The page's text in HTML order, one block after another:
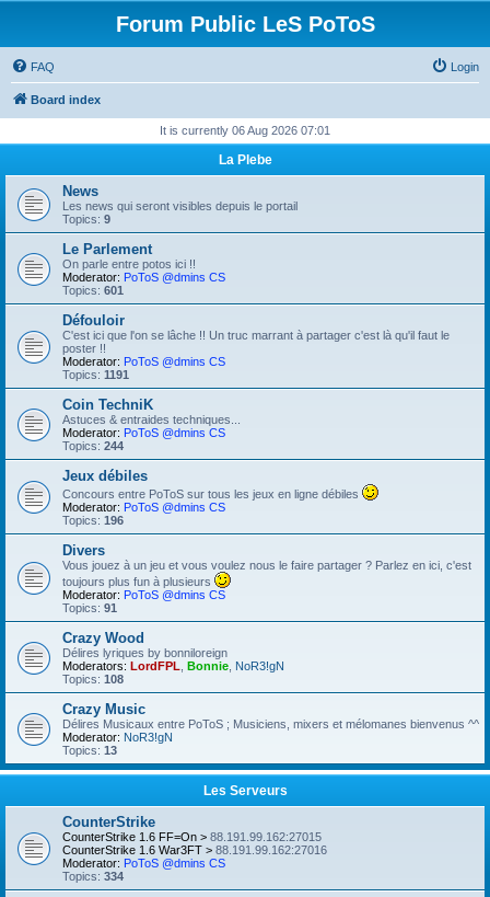
Forum Public LeS PoToS
FAQ Login
Board index
It is currently 06 Aug 2026 07:01
La Plebe
News
Les news qui seront visibles depuis le portail
Topics: 9
Le Parlement
On parle entre potos ici !!
Moderator: PoToS @dmins CS
Topics: 601
Défouloir
C'est ici que l'on se lâche !! Un truc marrant à partager c'est là qu'il faut le
poster !!
Moderator: PoToS @dmins CS
Topics: 1191
Coin TechniK
Astuces & entraides techniques...
Moderator: PoToS @dmins CS
Topics: 244
Jeux débiles
Concours entre PoToS sur tous les jeux en ligne débiles
Moderator: PoToS @dmins CS
Topics: 196
Divers
Vous jouez à un jeu et vous voulez nous le faire partager ? Parlez en ici, c'est
toujours plus fun à plusieurs
Moderator: PoToS @dmins CS
Topics: 91
Crazy Wood
Délires lyriques by bonniloreign
Moderators: LordFPL Bonnie NoR3!gN
Topics: 108
Crazy Music
Délires Musicaux entre PoToS ; Musiciens, mixers et mélomanes bienvenus ^^
Moderator: NoR3!gN
Topics: 13
Les Serveurs
CounterStrike
CounterStrike 1.6 FF=On > 88.191.99.162:27015
CounterStrike 1.6 War3FT > 88.191.99.162:27016
Moderator: PoToS @dmins CS
Topics: 334